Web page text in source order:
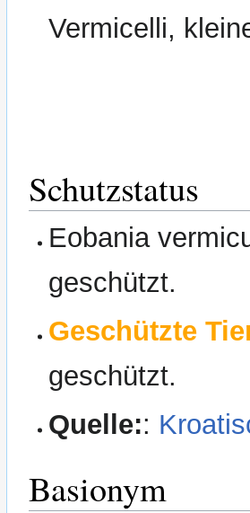
Vermicelli,
Schutzstatus
Eobania
geschützt.
Geschützte
geschützt.
Quelle::
Basionym